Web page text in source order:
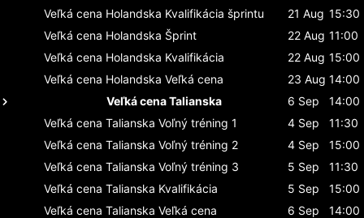
Veľká cena Holandska Kvalifikácia šprintu 21 Aug 15:30
Veľká cena Holandska Šprint 22 Aug 11:00
Veľká cena Holandska Kvalifikácia 22 Aug 15:00
Veľká cena Holandska Veľká cena 23 Aug 14:00
Veľká cena Talianska
6 Sep
14:00
Veľká cena Talianska Voľný tréning 1 4 Sep
11:30
Veľká cena Talianska Voľný tréning 2 4 Sep
15:00
Veľká cena Talianska Voľný tréning 3 5 Sep
11:30
Veľká cena Talianska Kvalifikácia 5 Sep
15:00
Veľká cena Talianska Veľká cena 6 Sep
14:00